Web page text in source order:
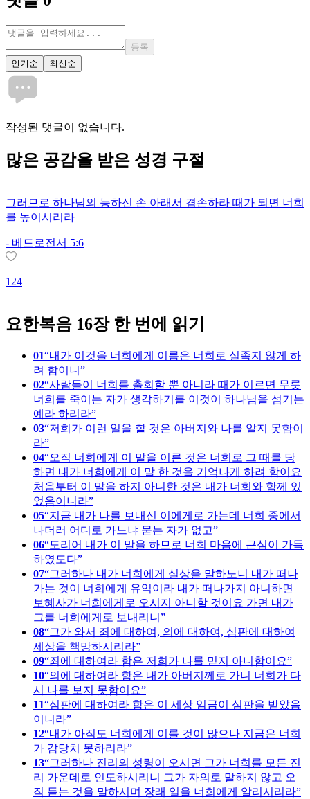
등록
인기순
최신순
작성된 댓글이 없습니다.
많은 공감을 받은 성경 구절
그러므로 하나님의 능하신 손 아래서 겸손하라 때가 되면 너희
를 높이시리라
- 베드로전서 5:6
124
요한복음 16장 한 번에 읽기
01 내가 이것을 너희에게 이름은 너희로 실족지 않게 하
려 함이니
02 사람들이 너희를 출회할 뿐 아니라 때가 이르면 무릇
너희를 죽이는 자가 생각하기를 이것이 하나님을 섬기는
예라 하리라
03 저희가 이런 일을 할 것은 아버지와 나를 알지 못함이
라
04 오직 너희에게 이 말을 이른 것은 너희로 그 때를 당
하면 내가 너희에게 이 말 한 것을 기억나게 하려 함이요
처음부터 이 말을 하지 아니한 것은 내가 너희와 함께 있
었음이니라
05 지금 내가 나를 보내신 이에게로 가는데 너희 중에서
나더러 어디로 가느냐 묻는 자가 없고
06 도리어 내가 이 말을 하므로 너희 마음에 근심이 가득
하였도다
07 그러하나 내가 너희에게 실상을 말하노니 내가 떠나
가는 것이 너희에게 유익이라 내가 떠나가지 아니하면
보혜사가 너희에게로 오시지 아니할 것이요 가면 내가
그를 너희에게로 보내리니
08 그가 와서 죄에 대하여, 의에 대하여, 심판에 대하여
세상을 책망하시리라
09 죄에 대하여라 함은 저희가 나를 믿지 아니함이요
10 의에 대하여라 함은 내가 아버지께로 가니 너희가 다
시 나를 보지 못함이요
11 심판에 대하여라 함은 이 세상 임금이 심판을 받았음
이니라
12 내가 아직도 너희에게 이를 것이 많으나 지금은 너희
가 감당치 못하리라
13 그러하나 진리의 성령이 오시면 그가 너희를 모든 진
리 가운데로 인도하시리니 그가 자의로 말하지 않고 오
직 듣는 것을 말하시며 장래 일을 너희에게 알리시리라